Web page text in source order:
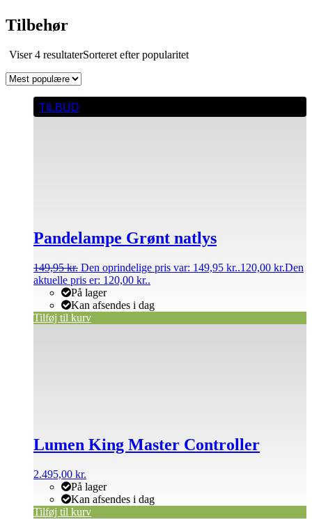
Tilbehør
Viser 4 resultaterSorteret efter popularitet
TILBUD
Pandelampe Grønt natlys
149,95kr. Den oprindelige pris var: 149,95 kr..120,00 kr.Den
aktuelle pris er: 120,00 kr..
På lager
Kan afsendes i dag
Tilføj til kurv
Lumen King Master Controller
2.495,00 kr.
På lager
Kan afsendes i dag
Tilføj til kurv